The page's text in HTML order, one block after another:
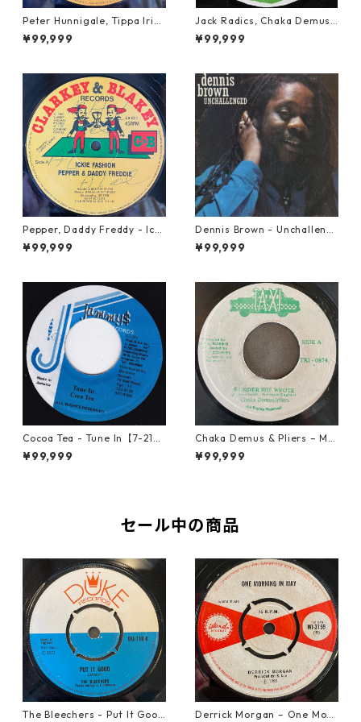
Peter Hunnigale, Tippa Irie
- Raggamuffin Girl【12-50
045】
¥99,999
Jack Radics, Chaka Demus
& Pliers - Twist And Shout
【7-21830】
¥99,999
Pepper, Daddy Freddy - Icki
e Fashion【12-50044】
¥99,999
Dennis Brown - Unchalleng
ed【LP-70046】
¥99,999
Cocoa Tea - Tune In【7-2187
2】
¥99,999
Chaka Demus & Pliers – Mu
rder She Wrote【7-21777】
¥99,999
セール中の商品
The Bleechers - Put It Good
Derrick Morgan – One Morn